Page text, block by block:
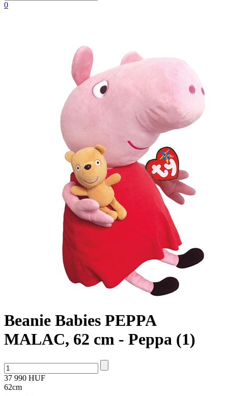
0
Beanie Babies PEPPA
MALAC, 62 cm - Peppa (1)
37 990 HUF
62cm